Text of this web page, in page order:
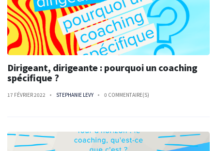
Dirigeant, dirigeante : pourquoi un coaching
spécifique ?
17 FÉVRIER 2022 STEPHANIE LEVY 0 COMMENTAIRE(S)